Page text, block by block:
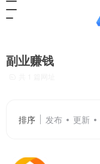
副业赚钱
排序 发布 更新